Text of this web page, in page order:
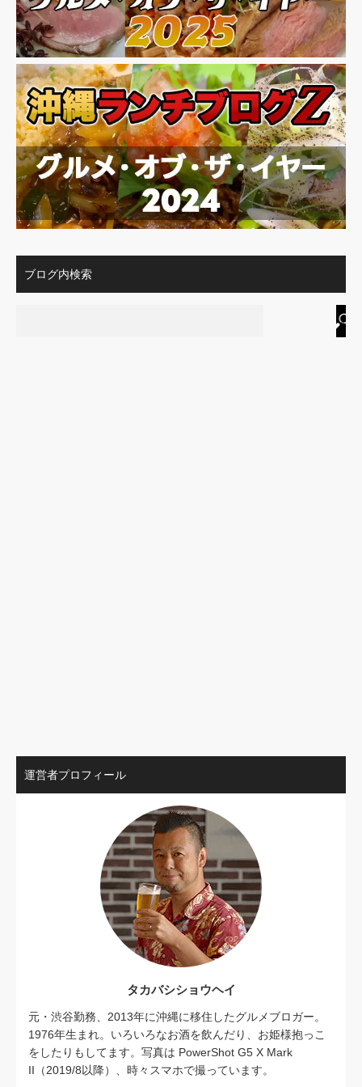
ブログ内検索
運営者プロフィール
タカバシショウヘイ
元・渋谷勤務、2013年に沖縄に移住したグルメブロガー。
1976年生まれ。いろいろなお酒を飲んだり、お姫様抱っこ
をしたりもしてます。写真は PowerShot G5 X Mark
II（2019/8以降）、時々スマホで撮っています。